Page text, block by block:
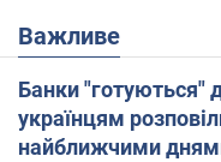
Важливе
Банки "готуються"
українцям
найближчими